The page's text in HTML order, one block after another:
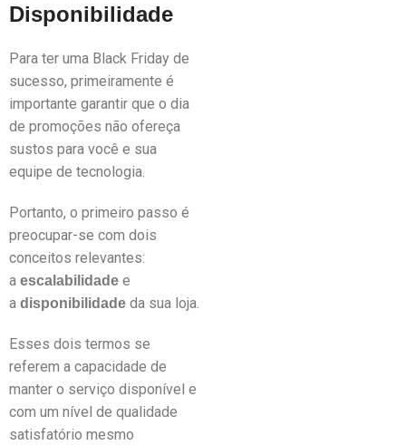
Disponibilidade
Para ter uma Black Friday de
sucesso, primeiramente é
importante garantir que o dia
de promoções não ofereça
sustos para você e sua
equipe de tecnologia.
Portanto, o primeiro passo é
preocupar-se com dois
conceitos relevantes:
a escalabilidade e
a disponibilidade da sua loja.
Esses dois termos se
referem a capacidade de
manter o serviço disponível e
com um nível de qualidade
satisfatório mesmo